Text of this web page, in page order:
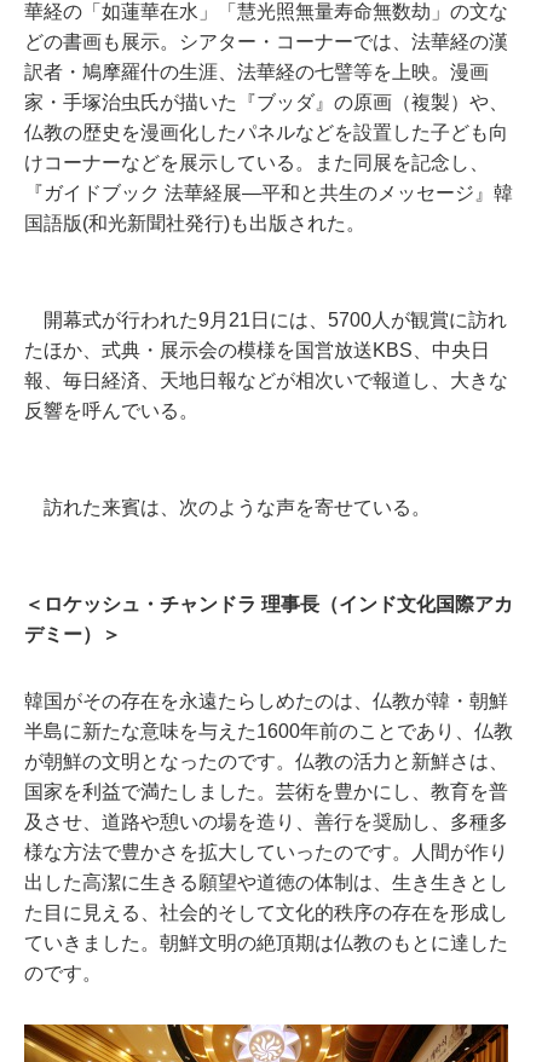
華経の「如蓮華在水」「慧光照無量寿命無数劫」の文な
どの書画も展示。シアター・コーナーでは、法華経の漢
訳者・鳩摩羅什の生涯、法華経の七譬等を上映。漫画
家・手塚治虫氏が描いた『ブッダ』の原画（複製）や、
仏教の歴史を漫画化したパネルなどを設置した子ども向
けコーナーなどを展示している。また同展を記念し、
『ガイドブック 法華経展―平和と共生のメッセージ』韓
国語版(和光新聞社発行)も出版された。
開幕式が行われた9月21日には、5700人が観賞に訪れ
たほか、式典・展示会の模様を国営放送KBS、中央日
報、毎日経済、天地日報などが相次いで報道し、大きな
反響を呼んでいる。
訪れた来賓は、次のような声を寄せている。
＜ロケッシュ・チャンドラ 理事長（インド文化国際アカ
デミー）＞
韓国がその存在を永遠たらしめたのは、仏教が韓・朝鮮
半島に新たな意味を与えた1600年前のことであり、仏教
が朝鮮の文明となったのです。仏教の活力と新鮮さは、
国家を利益で満たしました。芸術を豊かにし、教育を普
及させ、道路や憩いの場を造り、善行を奨励し、多種多
様な方法で豊かさを拡大していったのです。人間が作り
出した高潔に生きる願望や道徳の体制は、生き生きとし
た目に見える、社会的そして文化的秩序の存在を形成し
ていきました。朝鮮文明の絶頂期は仏教のもとに達した
のです。